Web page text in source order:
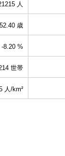
人
52.40 歳
-8.20 %
世帯
人/km²